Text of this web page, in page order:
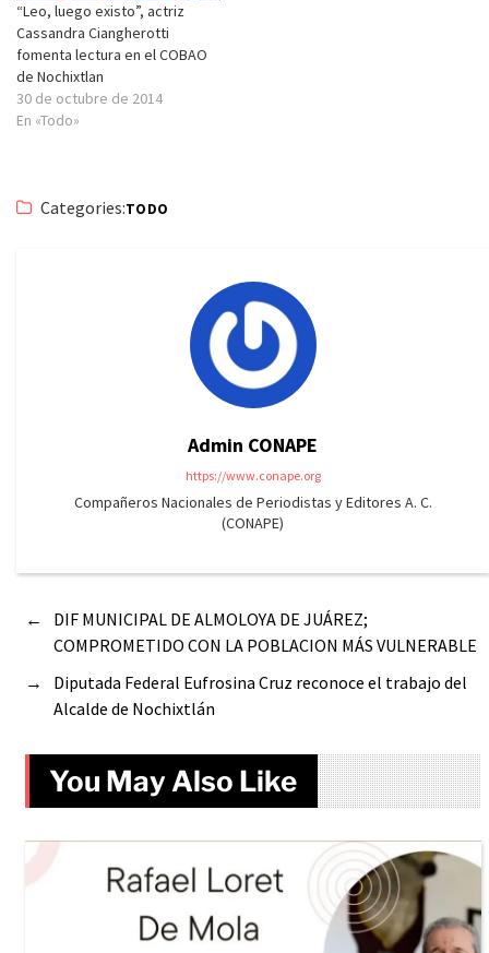
“Leo, luego existo”, actriz
Cassandra Ciangherotti
fomenta lectura en el COBAO
de Nochixtlan
30 de octubre de 2014
En «Todo»
Categories:TODO
Admin CONAPE
https://www.conape.org
Compañeros Nacionales de Periodistas y Editores A. C.
(CONAPE)
←
DIF MUNICIPAL DE ALMOLOYA DE JUÁREZ;
COMPROMETIDO CON LA POBLACION MÁS VULNERABLE
→
Diputada Federal Eufrosina Cruz reconoce el trabajo del
Alcalde de Nochixtlán
You May Also Like